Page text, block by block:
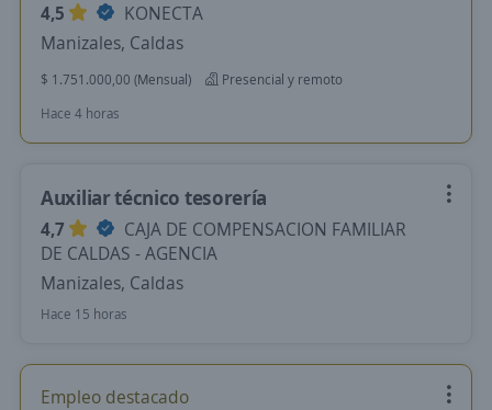
4,5
KONECTA
Manizales, Caldas
$ 1.751.000,00 (Mensual)
Presencial y remoto
Hace 4 horas
Auxiliar técnico tesorería
4,7
CAJA DE COMPENSACION FAMILIAR
DE CALDAS - AGENCIA
Manizales, Caldas
Hace 15 horas
Empleo destacado